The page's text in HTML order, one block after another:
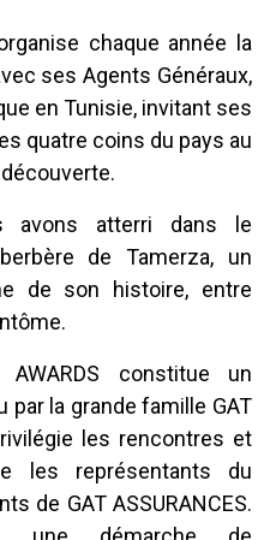
chaque année la
ses Agents Généraux,
en Tunisie, invitant ses
quatre coins du pays au
avons atterri dans le
de Tamerza, un
de son histoire, entre
AWARDS constitue un
la grande famille GAT
les rencontres et
les représentants du
de GAT ASSURANCES.